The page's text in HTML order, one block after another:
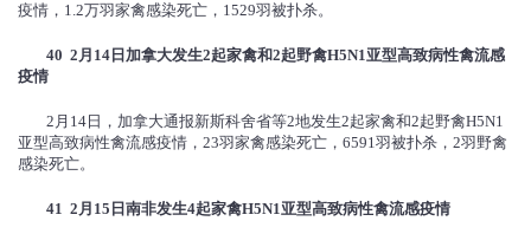
疫情，1.2万羽家禽感染死亡，1529羽被扑杀。
40 2 月 14 日加拿大发生2起家禽和2起野禽H5N1亚型高致病性禽流感
疫情
2月14日，加拿大通报新斯科舍省等2地发生2起家禽和2起野禽H5N1
亚型高致病性禽流感疫情，23羽家禽感染死亡，6591羽被扑杀，2羽野禽
感染死亡。
41 2 月 15 日南非发生4起家禽H5N1亚型高致病性禽流感疫情